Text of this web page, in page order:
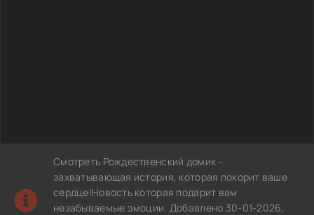
Смотреть Рождественский домик –
захватывающая история, которая покорит ваше
сердце!Новость которая подарит вам
незабываемые эмоции. Добавлено 30-01-2026,